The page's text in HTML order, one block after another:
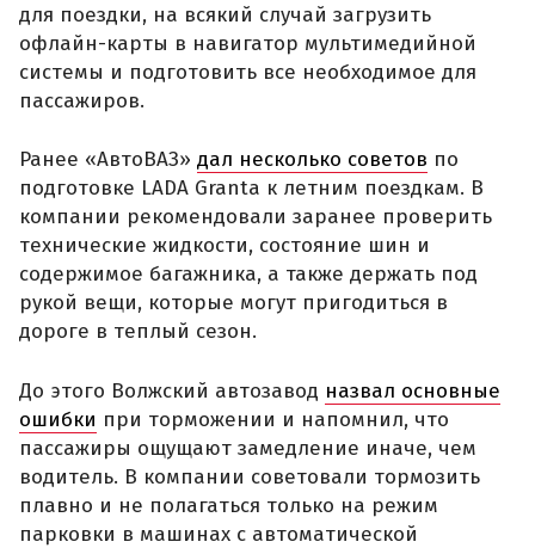
для поездки, на всякий случай загрузить
офлайн-карты в навигатор мультимедийной
системы и подготовить все необходимое для
пассажиров.
Ранее «АвтоВАЗ» дал несколько советов по
подготовке LADA Granta к летним поездкам. В
компании рекомендовали заранее проверить
технические жидкости, состояние шин и
содержимое багажника, а также держать под
рукой вещи, которые могут пригодиться в
дороге в теплый сезон.
До этого Волжский автозавод назвал основные
ошибки при торможении и напомнил, что
пассажиры ощущают замедление иначе, чем
водитель. В компании советовали тормозить
плавно и не полагаться только на режим
парковки в машинах с автоматической